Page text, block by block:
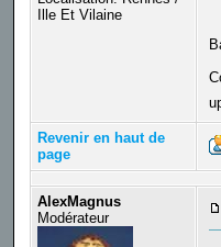
Ille Et Vilaine
Revenir en haut de
page
AlexMagnus
Modérateur